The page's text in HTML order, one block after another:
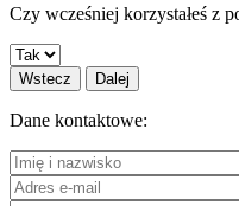
Czy wcześniej korzystałeś z
Wstecz Dalej
Dane kontaktowe: